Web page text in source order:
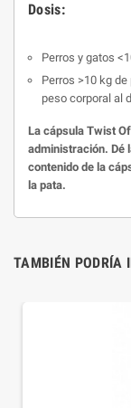
Dosis:
Perros y gatos
Perros >10 kg
peso corporal al
La cápsula Twist
administración. Dé
contenido de la
la pata.
TAMBIÉN PODRÍA